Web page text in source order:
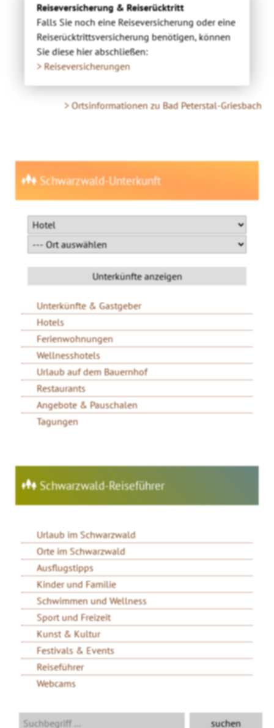
Reiseversicherung & Reiserücktritt
Falls Sie noch eine Reiseversicherung oder eine
Reiserücktrittsversicherung benötigen, können
Sie diese hier abschließen:
> Reiseversicherungen
> Ortsinformationen zu Bad Peterstal-Griesbach
Schwarzwald-Unterkunft
Unterkünfte & Gastgeber
Hotels
Ferienwohnungen
Wellnesshotels
Urlaub auf dem Bauernhof
Restaurants
Angebote & Pauschalen
Tagungen
Schwarzwald-Reiseführer
Urlaub im Schwarzwald
Orte im Schwarzwald
Ausflugstipps
Kinder und Familie
Schwimmen und Wellness
Sport und Freizeit
Kunst & Kultur
Festivals & Events
Reiseführer
Webcams